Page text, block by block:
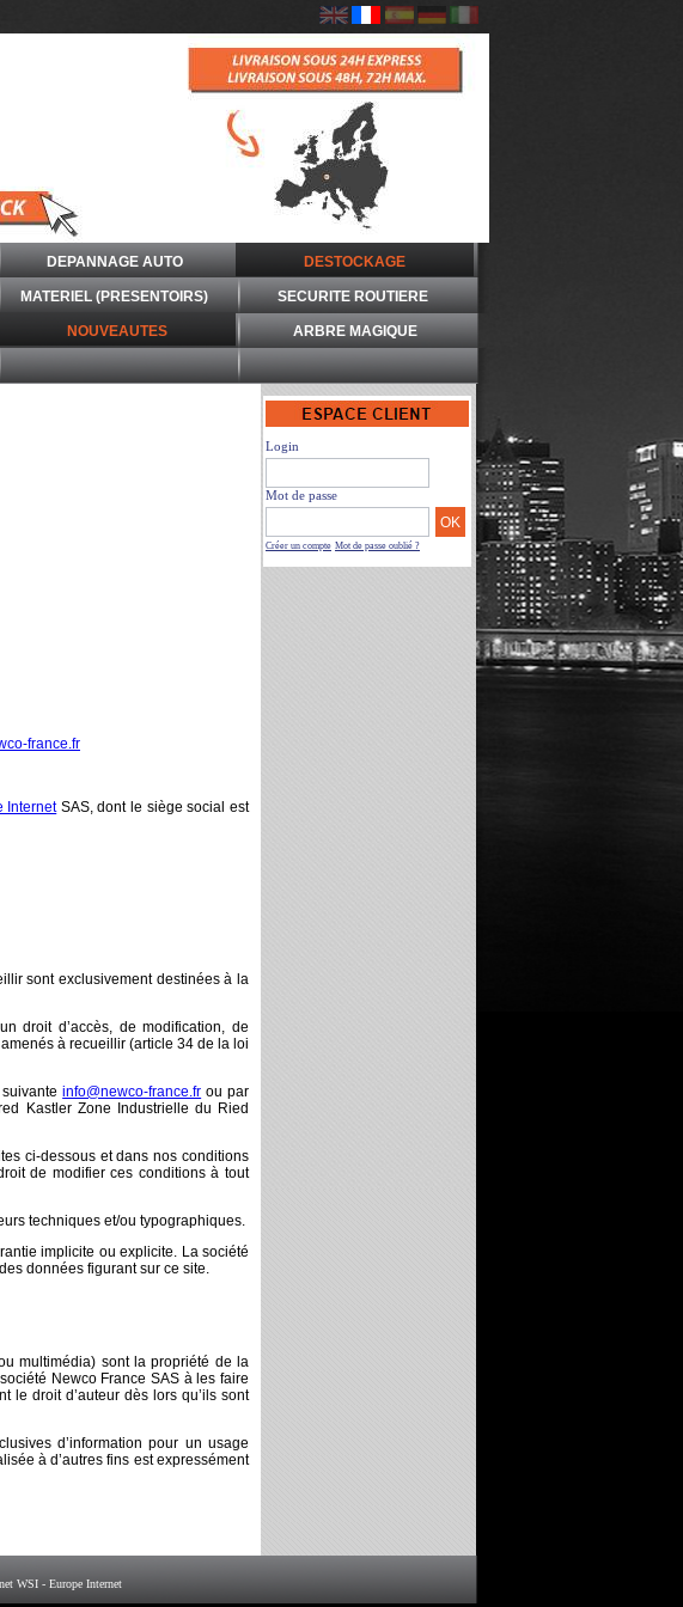
DEPANNAGE AUTO DESTOCKAGE
MATERIEL (PRESENTOIRS) SECURITE ROUTIERE
NOUVEAUTES ARBRE MAGIQUE
france.fr
InternetSAS, dont le siège social est
sont exclusivement destinées à la
droit d’accès, de modification, de
à recueillir (article 34 de la loi
suivanteinfo@newco-france.fr ou par
Kastler Zone Industrielle du Ried
ci-dessous et dans nos conditions
de modifier ces conditions à tout
techniques et/ou typographiques.
implicite ou explicite. La société
données figurant sur ce site.
multimédia) sont la propriété de la
Newco France SAS à les faire
le droit d’auteur dès lors qu’ils sont
d’information pour un usage
à d’autres fins est expressément
Login
Mot de passe
Créer un compte Mot de passe oublié ?
WSI - Europe Internet